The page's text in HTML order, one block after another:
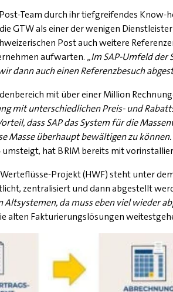
Team durch ihr tiefgreifendes
GTW als einer der wenigen
Post auch weitere
aufwarten. „Im SAP-Umfeld der
dann auch einen Referenzbesuch
mit über einer Million
mit unterschiedlichen Preis- und
dass SAP das System für die
Masse überhaupt bewältigen zu
umsteigt, hat BRIM bereits mit
Projekt (HWF) steht unter
zentralisiert und dann abgestellt
da muss eben viel wieder
alten Fakturierungslösungen